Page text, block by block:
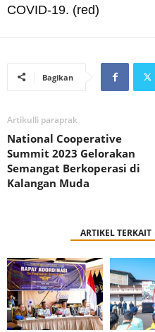
COVID-19. (red)
Bagikan
Artikulli paraprak
National Cooperative
Summit 2023 Gelorakan
Semangat Berkoperasi di
Kalangan Muda
ARTIKEL TERKAIT